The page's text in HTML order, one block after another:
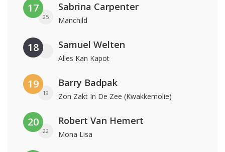
17
25
Sabrina Carpenter
Manchild
18 Samuel Welten
Alles Kan Kapot
19
19
Barry Badpak
Zon Zakt In De Zee (Kwakkemolie)
20
22
Robert Van Hemert
Mona Lisa